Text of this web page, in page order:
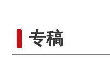
专稿